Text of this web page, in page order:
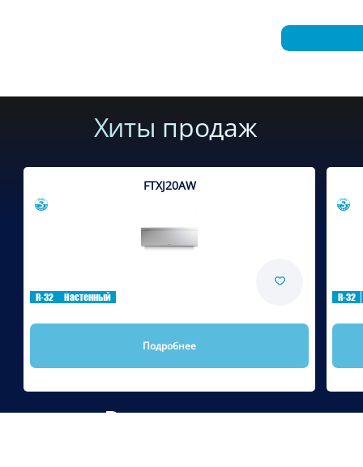
Хиты продаж
FTXJ20AW
R-32 Настенный
Подробнее
R-32
Рекомендуем